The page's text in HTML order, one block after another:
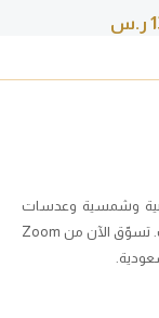
ر.س
وشمسية وعدسات
لاصقة أصلية من أفضل الماركات. تسوّق الآن من Zoom